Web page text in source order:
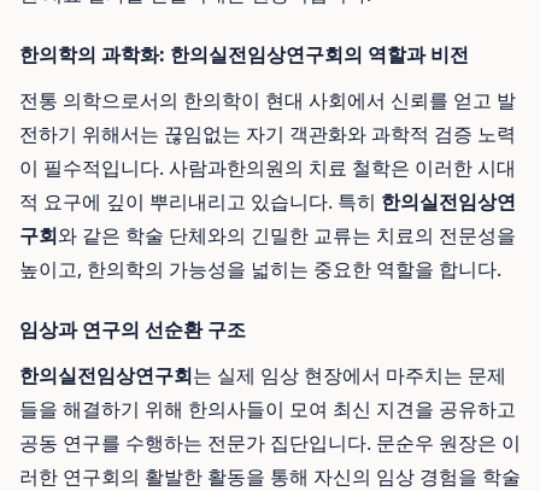
한의학의 과학화: 한의실전임상연구회의 역할과 비전
전통 의학으로서의 한의학이 현대 사회에서 신뢰를 얻고 발
전하기 위해서는 끊임없는 자기 객관화와 과학적 검증 노력
이 필수적입니다. 사람과한의원의 치료 철학은 이러한 시대
적 요구에 깊이 뿌리내리고 있습니다. 특히 한의실전임상연
구회와 같은 학술 단체와의 긴밀한 교류는 치료의 전문성을
높이고, 한의학의 가능성을 넓히는 중요한 역할을 합니다.
임상과 연구의 선순환 구조
한의실전임상연구회는 실제 임상 현장에서 마주치는 문제
들을 해결하기 위해 한의사들이 모여 최신 지견을 공유하고
공동 연구를 수행하는 전문가 집단입니다. 문순우 원장은 이
러한 연구회의 활발한 활동을 통해 자신의 임상 경험을 학술